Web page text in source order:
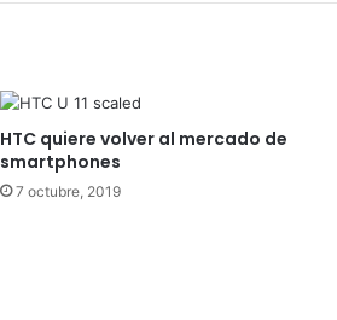
HTC quiere volver al mercado de
smartphones
7 octubre, 2019